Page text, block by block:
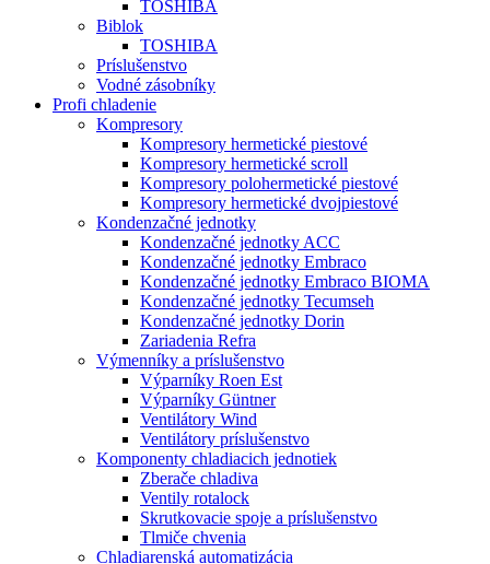
TOSHIBA
Biblok
TOSHIBA
Príslušenstvo
Vodné zásobníky
Profi chladenie
Kompresory
Kompresory hermetické piestové
Kompresory hermetické scroll
Kompresory polohermetické piestové
Kompresory hermetické dvojpiestové
Kondenzačné jednotky
Kondenzačné jednotky ACC
Kondenzačné jednotky Embraco
Kondenzačné jednotky Embraco BIOMA
Kondenzačné jednotky Tecumseh
Kondenzačné jednotky Dorin
Zariadenia Refra
Výmenníky a príslušenstvo
Výparníky Roen Est
Výparníky Güntner
Ventilátory Wind
Ventilátory príslušenstvo
Komponenty chladiacich jednotiek
Zberače chladiva
Ventily rotalock
Skrutkovacie spoje a príslušenstvo
Tlmiče chvenia
Chladiarenská automatizácia